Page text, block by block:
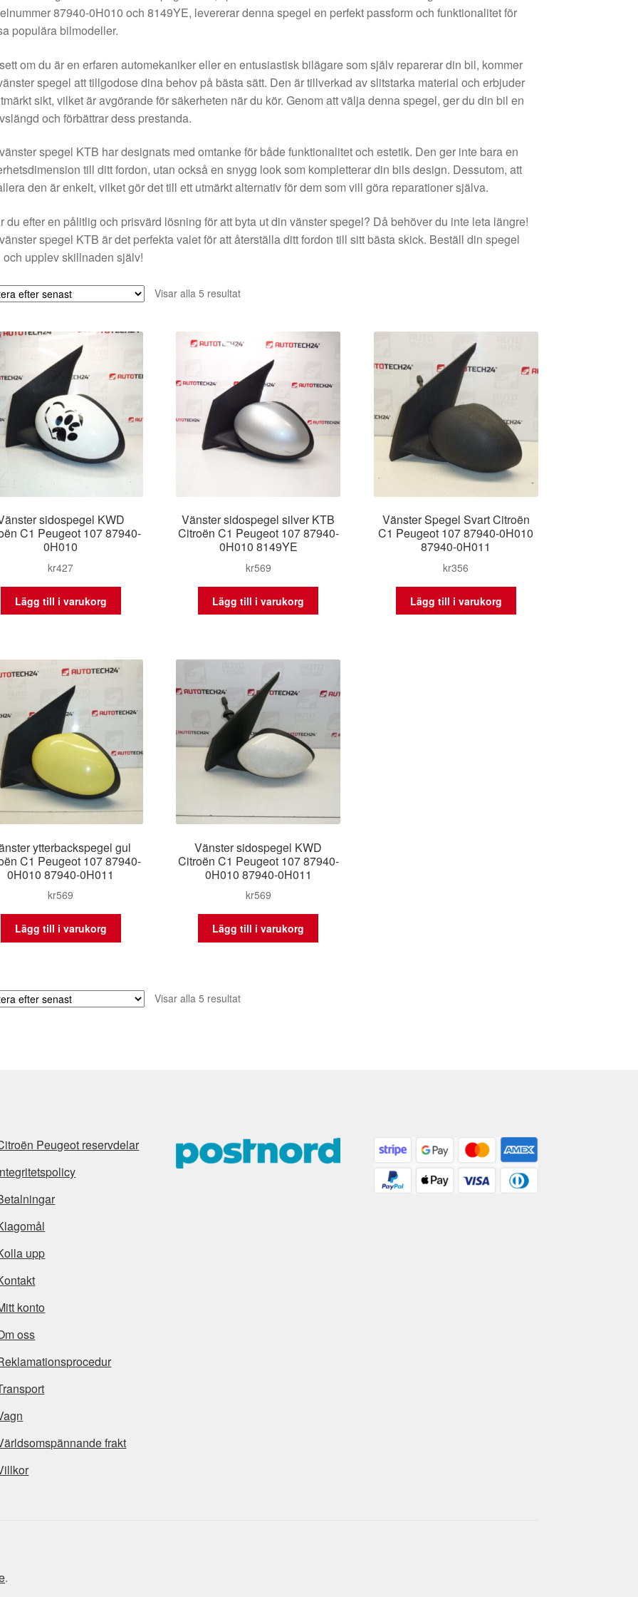
87940-0H010 och 8149YE, levererar denna spegel en perfekt passform och funktionalitet för
populära bilmodeller.
om du är en erfaren automekaniker eller en entusiastisk bilägare som själv reparerar din bil, kommer
spegel att tillgodose dina behov på bästa sätt. Den är tillverkad av slitstarka material och erbjuder
sikt, vilket är avgörande för säkerheten när du kör. Genom att välja denna spegel, ger du din bil en
och förbättrar dess prestanda.
spegel KTB har designats med omtanke för både funktionalitet och estetik. Den ger inte bara en
till ditt fordon, utan också en snygg look som kompletterar din bils design. Dessutom, att
den är enkelt, vilket gör det till ett utmärkt alternativ för dem som vill göra reparationer själva.
du efter en pålitlig och prisvärd lösning för att byta ut din vänster spegel? Då behöver du inte leta längre!
spegel KTB är det perfekta valet för att återställa ditt fordon till sitt bästa skick. Beställ din spegel
och upplev skillnaden själv!
Visar alla 5 resultatSortera
sidospegel KWD
C1 Peugeot 107 87940-
0H010
kr427
Lägg till i varukorg
Vänster sidospegel silver KTB
Citroën C1 Peugeot 107 87940-
0H010 8149YE
kr569
Lägg till i varukorg
Vänster Spegel Svart Citroën
C1 Peugeot 107 87940-0H010
87940-0H011
kr356
Lägg till i varukorg
ytterbackspegel gul
C1 Peugeot 107 87940-
0H010 87940-0H011
kr569
Lägg till i varukorg
Vänster sidospegel KWD
Citroën C1 Peugeot 107 87940-
0H010 87940-0H011
kr569
Lägg till i varukorg
Visar alla 5 resultatSortera
Peugeot reservdelar
upp
konto
oss
frakt
.